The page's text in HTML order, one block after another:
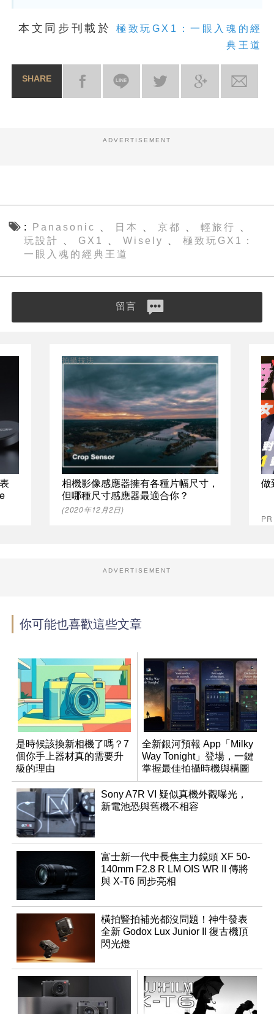
本文同步刊載於 極致玩GX1：一眼入魂的經
典王道
SHARE
ADVERTISEMENT
Panasonic 、 日本 、 京都 、 輕旅行 、
玩設計 、 GX1 、 Wisely 、 極致玩GX1：
一眼入魂的經典王道
留言
相機影像感應器擁有各種片幅尺寸，
但哪種尺寸感應器最適合你？
拍攝技法
(2020年12月2日)
做
ADVERTISEMENT
你可能也喜歡這些文章
是時候該換新相機了嗎？7
個你手上器材真的需要升
級的理由
全新銀河預報 App「Milky
Way Tonight」登場，一鍵
掌握最佳拍攝時機與構圖
Sony A7R VI 疑似真機外觀曝光，
新電池恐與舊機不相容
富士新一代中長焦主力鏡頭 XF 50-
140mm F2.8 R LM OIS WR II 傳將
與 X-T6 同步亮相
橫拍豎拍補光都沒問題！神牛發表
全新 Godox Lux Junior II 復古機頂
閃光燈